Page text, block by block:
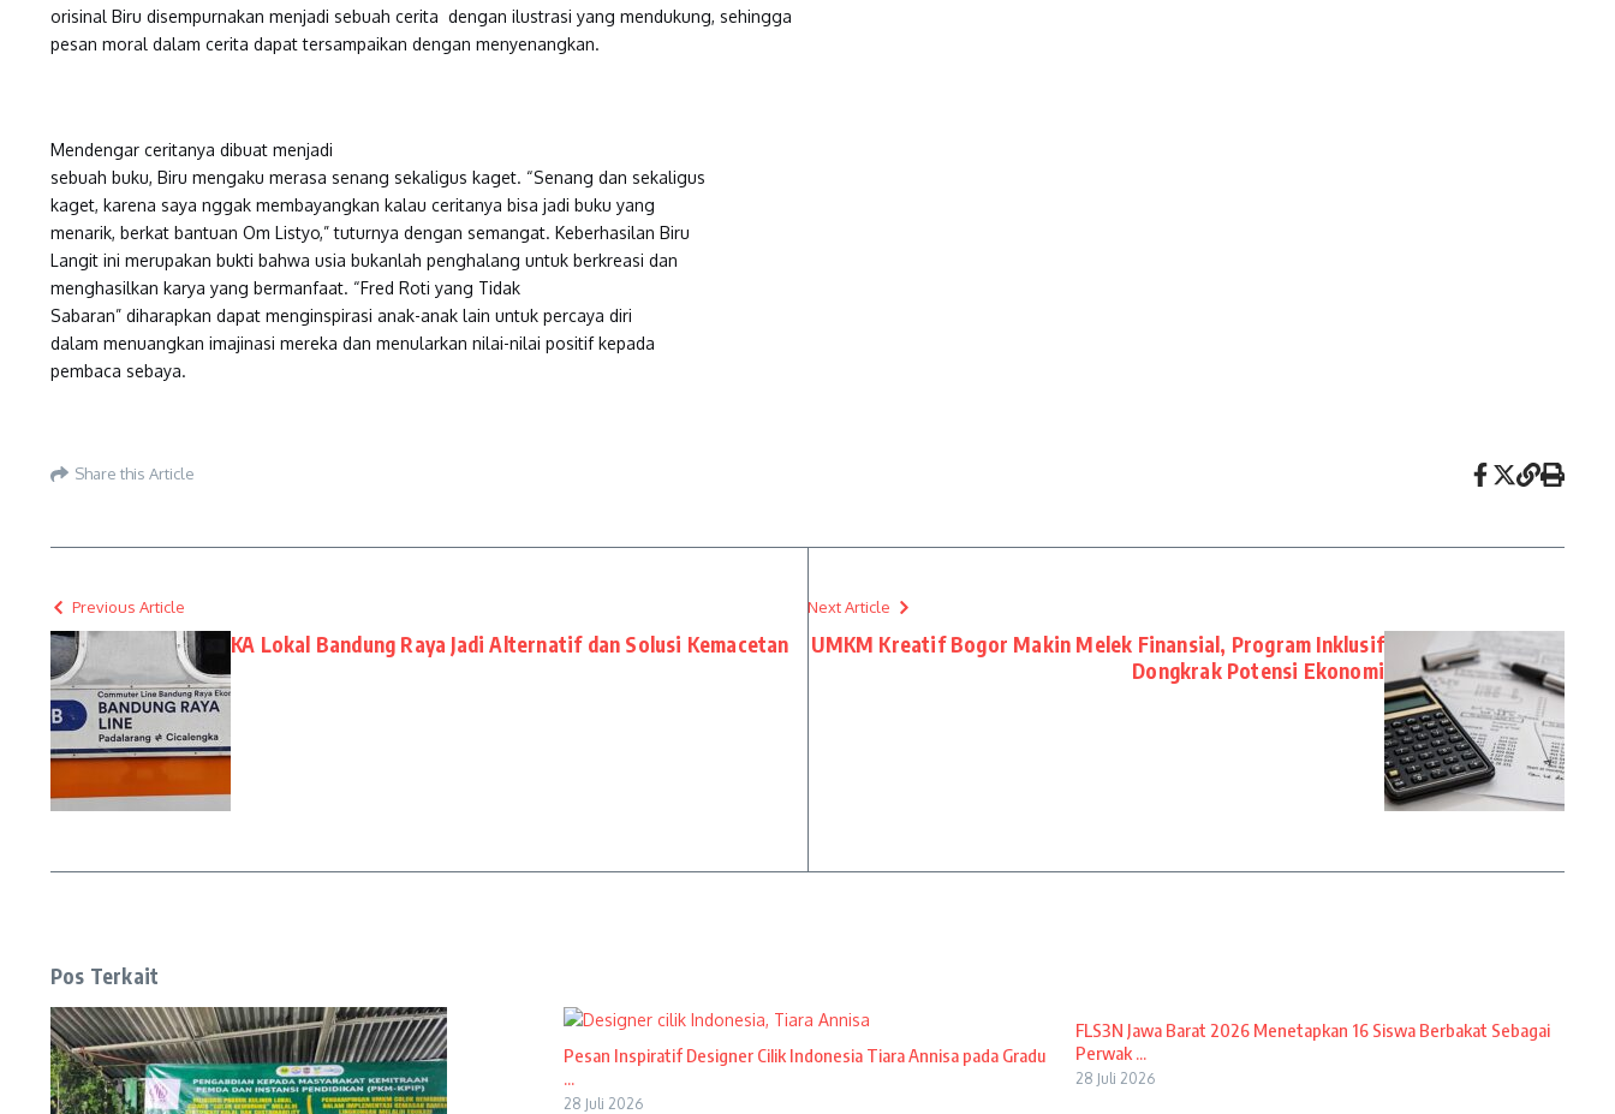
orisinal Biru disempurnakan menjadi sebuah cerita dengan ilustrasi yang mendukung, sehingga
pesan moral dalam cerita dapat tersampaikan dengan menyenangkan.
Mendengar ceritanya dibuat menjadi
sebuah buku, Biru mengaku merasa senang sekaligus kaget. “Senang dan sekaligus
kaget, karena saya nggak membayangkan kalau ceritanya bisa jadi buku yang
menarik, berkat bantuan Om Listyo,” tuturnya dengan semangat. Keberhasilan Biru
Langit ini merupakan bukti bahwa usia bukanlah penghalang untuk berkreasi dan
menghasilkan karya yang bermanfaat. “Fred Roti yang Tidak
Sabaran” diharapkan dapat menginspirasi anak-anak lain untuk percaya diri
dalam menuangkan imajinasi mereka dan menularkan nilai-nilai positif kepada
pembaca sebaya.
Share this Article
Previous Article
KA Lokal Bandung Raya Jadi Alternatif dan Solusi Kemacetan
Next Article
UMKM Kreatif Bogor Makin Melek Finansial, Program Inklusif
Dongkrak Potensi Ekonomi
Pos Terkait
Pesan Inspiratif Designer Cilik Indonesia Tiara Annisa pada Gradu
...
28 Juli 2026
FLS3N Jawa Barat 2026 Menetapkan 16 Siswa Berbakat Sebagai
Perwak ...
28 Juli 2026